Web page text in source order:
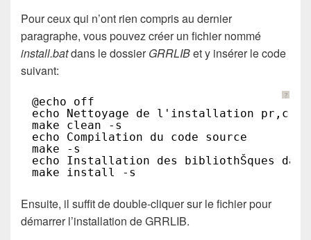
Pour ceux qui n’ont rien compris au dernier
paragraphe, vous pouvez créer un fichier nommé
install.batdans le dossierGRRLIBet y insérer le code
suivant:
?
@echo off
echo Nettoyage de l'installation
make clean -s
echo Compilation du code source
make -s
echo Installation des bibliothŠques
make install -s
Ensuite, il suffit de double-cliquer sur le fichier pour
démarrer l’installation de GRRLIB.